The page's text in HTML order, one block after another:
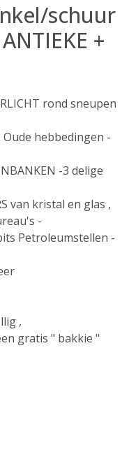
schuur
+
rond sneupen
hebbedingen -
-3 delige
van kristal en glas ,
-
Petroleumstellen -
,
gratis " bakkie "